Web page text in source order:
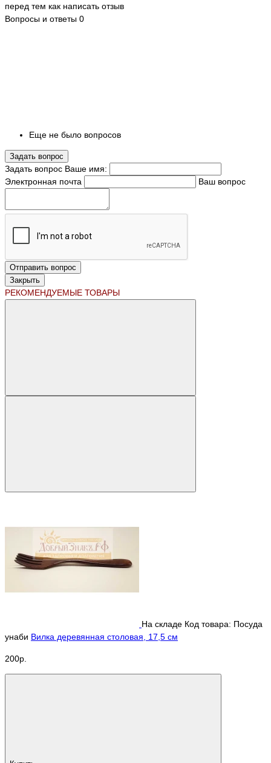
перед тем как написать отзыв
Вопросы и ответы 0
Еще не было вопросов
Задать вопрос
Задать вопрос Ваше имя:
Электронная почта
Ваш вопрос
Отправить вопрос
Закрыть
РЕКОМЕНДУЕМЫЕ ТОВАРЫ
На складе Код товара: Посуда
унаби Вилка деревянная столовая, 17,5 см
200р.